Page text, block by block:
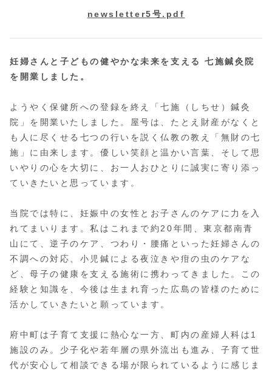
newsletter5号.pdf
妊婦さんと子どもの健やかな未来を支える 七施鍼灸院
を開業しました。
ようやく保健所への登録を終え「七施（しちせ）鍼灸
院」を開業いたしました。屋号は、たとえ財産がなくと
も人に尽くせる七つの行いを説く仏教の教え「無財の七
施」に由来します。優しい笑顔と温かい言葉、そして思
いやりの心を大切に、お一人おひとりに誠実に寄り添っ
ていきたいと思っています。
当院では特に、妊娠中の女性とお子さんのケアに力を入
れてまいります。私はこれまで約20年間、東京都南青
山にて、逆子のケア、つわり・腰痛といった妊婦さんの
不調への対応、小児鍼による夜泣きや疳の虫のケアな
ど、母子の健康を支える施術に携わってきました。この
経験と知識を、今後は生まれ育った広島の皆様のために
活かしていきたいと願っています。
府中町は子育て支援に熱心な一方、町内の産婦人科は1
施設のみ。少子化や若年層の県外流出も進み、子育て世
代が安心して相談できる場が限られているように感じま